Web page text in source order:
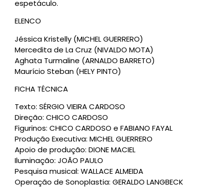
espetáculo.
ELENCO
Jéssica Kristelly (MICHEL GUERRERO)
Mercedita de La Cruz (NIVALDO MOTA)
Aghata Turmaline (ARNALDO BARRETO)
Maurício Steban (HELY PINTO)
FICHA TÉCNICA
Texto: SÉRGIO VIEIRA CARDOSO
Direção: CHICO CARDOSO
Figurinos: CHICO CARDOSO e FABIANO FAYAL
Produção Executiva: MICHEL GUERRERO
Apoio de produção: DIONE MACIEL
Iluminação: JOÃO PAULO
Pesquisa musical: WALLACE ALMEIDA
Operação de Sonoplastia: GERALDO LANGBECK